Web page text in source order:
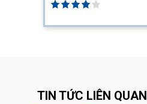
TIN TỨC LIÊN QUAN